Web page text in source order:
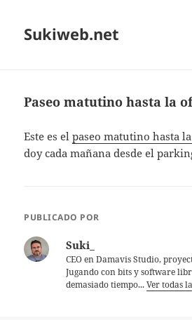
Sukiweb.net
Paseo matutino hasta la
Este es elpaseo matutino hasta
doy cada mañana desde el
PUBLICADO POR
Suki_
CEO en Damavis Studio,
Jugando con bits y software
demasiado tiempo...Ver todas